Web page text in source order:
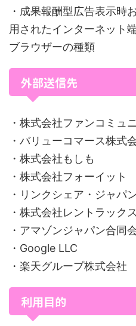
・成果報酬型広告表示時
用されたインターネット
ブラウザーの種類
外部送信先
・株式会社ファンコミュ
・バリューコマース株式
・株式会社もしも
・株式会社フォーイット
・リンクシェア・ジャパ
・株式会社レントラックス
・アマゾンジャパン合同
・Google LLC
・楽天グループ株式会社
利用目的